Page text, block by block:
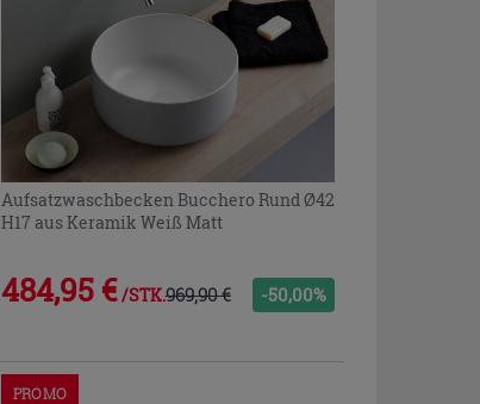
Aufsatzwaschbecken Bucchero Rund Ø42
H17 aus Keramik Weiß Matt
484,95 € /STK.969,90 € -50,00%
PROMO